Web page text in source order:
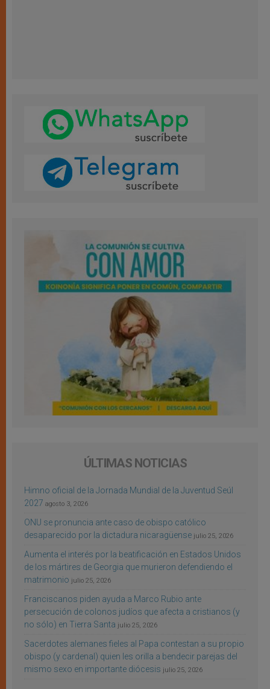
ÚLTIMAS NOTICIAS
Himno oficial de la Jornada Mundial de la Juventud Seúl
2027 agosto 3, 2026
ONU se pronuncia ante caso de obispo católico
desaparecido por la dictadura nicaragüense julio 25, 2026
Aumenta el interés por la beatificación en Estados Unidos
de los mártires de Georgia que murieron defendiendo el
matrimonio julio 25, 2026
Franciscanos piden ayuda a Marco Rubio ante
persecución de colonos judíos que afecta a cristianos (y
no sólo) en Tierra Santa julio 25, 2026
Sacerdotes alemanes fieles al Papa contestan a su propio
obispo (y cardenal) quien les orilla a bendecir parejas del
mismo sexo en importante diócesis julio 25, 2026